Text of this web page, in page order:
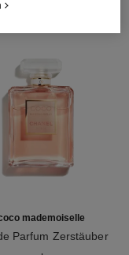
mademoiselle
Parfum Zerstäuber